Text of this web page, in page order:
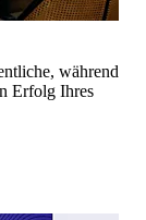
während
Erfolg Ihres